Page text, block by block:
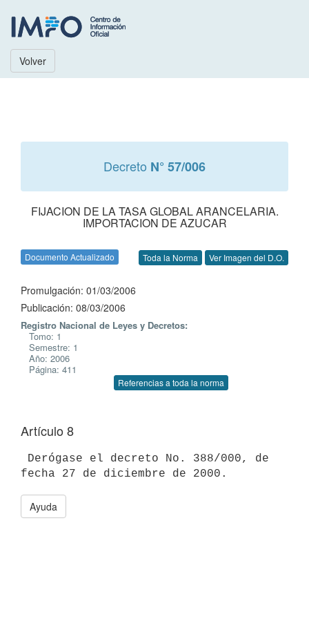
Volver
Decreto N° 57/006
FIJACION DE LA TASA GLOBAL ARANCELARIA.
IMPORTACION DE AZUCAR
Documento Actualizado Toda la Norma Ver Imagen del D.O.
Promulgación: 01/03/2006
Publicación: 08/03/2006
Registro Nacional de Leyes y Decretos:
Tomo: 1
Semestre: 1
Año: 2006
Página: 411
Referencias a toda la norma
Artículo 8
Ayuda